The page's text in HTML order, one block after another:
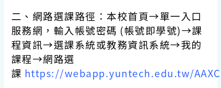
二、網路選課路徑：本校首頁→單一入口
服務網，輸入帳號密碼 (帳號即學號)→課
程資訊→選課系統或教務資訊系統→我的
課程→網路選
課 https://webapp.yuntech.edu.tw/